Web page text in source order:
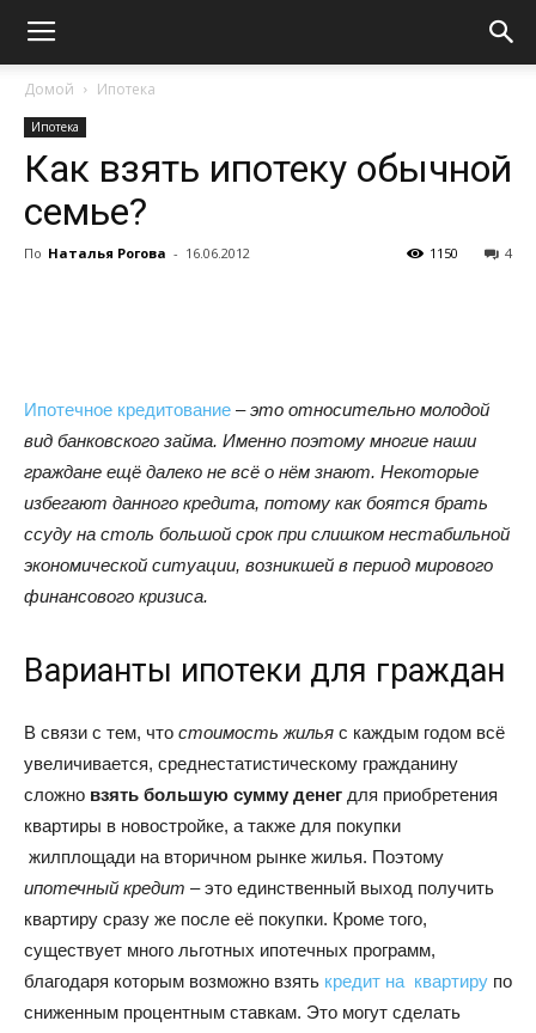
Домой Ипотека
Ипотека
Как взять ипотеку обычной
семье?
По Наталья Рогова - 16.06.2012 4
1150
Ипотечное кредитование –это относительно молодой
вид банковского займа. Именно поэтому многие наши
граждане ещё далеко не всё о нём знают. Некоторые
избегают данного кредита, потому как боятся брать
ссуду на столь большой срок при слишком нестабильной
экономической ситуации, возникшей в период мирового
финансового кризиса.
Варианты ипотеки для граждан
В связи с тем, что стоимость жилья с каждым годом всё
увеличивается, среднестатистическому гражданину
сложно взять большую сумму денег для приобретения
квартиры в новостройке, а также для покупки
жилплощади на вторичном рынке жилья. Поэтому
ипотечный кредит – это единственный выход получить
квартиру сразу же после её покупки. Кроме того,
существует много льготных ипотечных программ,
благодаря которым возможно взять кредит на квартиру по
сниженным процентным ставкам. Это могут сделать